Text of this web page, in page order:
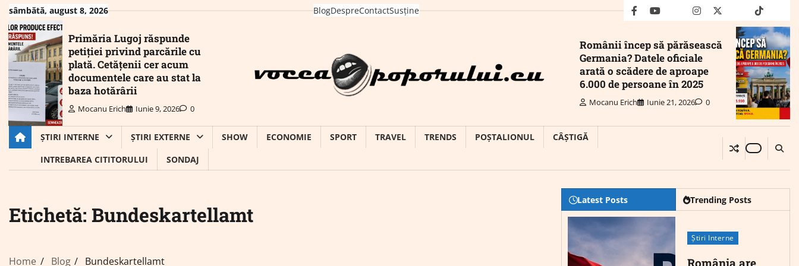
Skip
content
sâmbătă, august 8, 2026 BlogDespreContactSusține facebookyoutubeMailinstagram
twitter truthtiktok
Primăria Lugoj răspunde
petiției privind parcările cu
plată. Cetățenii cer acum
documentele care au stat la
baza hotărârii
Mocanu Erich Iunie 9, 2026 0
Românii încep să părăsească
Germania? Datele oficiale
arată o scădere de aproape
6.000 de persoane în 2025
Mocanu Erich Iunie 21, 2026 0
ȘTIRI INTERNE ȘTIRI EXTERNE SHOW ECONOMIE SPORT TRAVEL TRENDS POȘTALIONUL
CÂȘTIGĂ
INTREBAREA CITITORULUI
SONDAJ
Etichetă: Bundeskartellamt
Home Blog Bundeskartellamt
Latest Posts Trending Posts
Știri Interne
România are